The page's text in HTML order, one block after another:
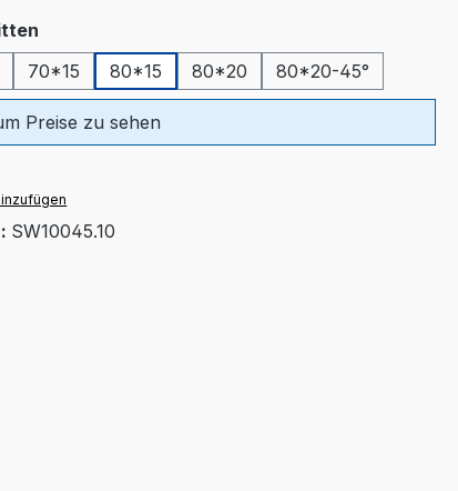
70*15 80*15 80*20 80*20-45°
Preise zu sehen
SW10045.10